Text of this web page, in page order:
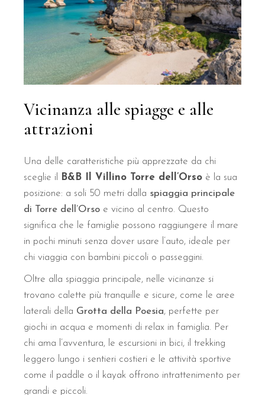
Vicinanza alle spiagge e alle
attrazioni
Una delle caratteristiche più apprezzate da chi
sceglie il B&B Il Villino Torre dell’Orso è la sua
posizione: a soli 50 metri dalla spiaggia principale
di Torre dell’Orso e vicino al centro. Questo
significa che le famiglie possono raggiungere il mare
in pochi minuti senza dover usare l’auto, ideale per
chi viaggia con bambini piccoli o passeggini.
Oltre alla spiaggia principale, nelle vicinanze si
trovano calette più tranquille e sicure, come le aree
laterali della Grotta della Poesia, perfette per
giochi in acqua e momenti di relax in famiglia. Per
chi ama l’avventura, le escursioni in bici, il trekking
leggero lungo i sentieri costieri e le attività sportive
come il paddle o il kayak offrono intrattenimento per
grandi e piccoli.